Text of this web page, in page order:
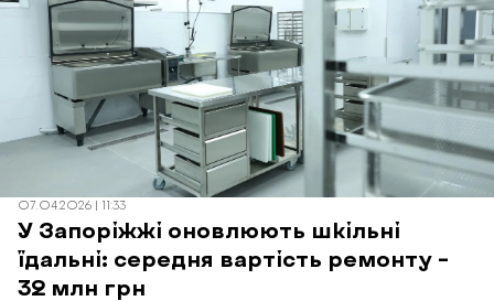
07.04.2026 | 11:33
У Запоріжжі оновлюють шкільні
їдальні: середня вартість ремонту –
32 млн грн